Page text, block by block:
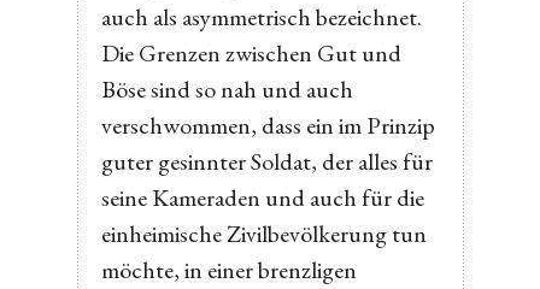
auch als asymmetrisch bezeichnet.
Die Grenzen zwischen Gut und
Böse sind so nah und auch
verschwommen, dass ein im Prinzip
guter gesinnter Soldat, der alles für
seine Kameraden und auch für die
einheimische Zivilbevölkerung tun
möchte, in einer brenzligen